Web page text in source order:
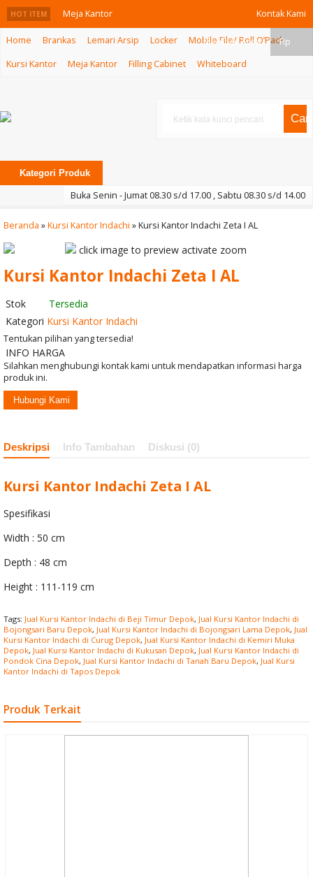
HOT ITEM Meja Kantor
Ichiko ICZ-907
Kursi Kantor
NET II
Mobile File
MFA-
Mobil File
DATAFILE S8M
Kontak Kami
Member Area Rp
Home Brankas Lemari Arsip Locker
Mobile File/ Roll O’Pack
Kursi Kantor
Meja Kantor Filling Cabinet Whiteboard
Cari
Kategori Produk
Buka Senin - Jumat 08.30 s/d 17.00 , Sabtu 08.30 s/d 14.00
Beranda »Kursi Kantor Indachi »Kursi Kantor Indachi Zeta I AL
click image to preview activate zoom
Kursi Kantor Indachi Zeta I AL
Stok
Tersedia
Kategori Kursi Kantor Indachi
Tentukan pilihan yang tersedia!
INFO HARGA
Silahkan menghubungi kontak kami untuk mendapatkan informasi harga
produk ini.
Hubungi Kami
Deskripsi Info Tambahan Diskusi (0)
Kursi Kantor Indachi Zeta I AL
Spesifikasi
Width : 50 cm
Depth : 48 cm
Height : 111-119 cm
Tags: Jual Kursi Kantor Indachi di Beji Timur Depok, Jual Kursi Kantor Indachi di
Bojongsari Baru Depok, Jual Kursi Kantor Indachi di Bojongsari Lama Depok, Jual
Kursi Kantor Indachi di Curug Depok, Jual Kursi Kantor Indachi di Kemiri Muka
Depok, Jual Kursi Kantor Indachi di Kukusan Depok, Jual Kursi Kantor Indachi di
Pondok Cina Depok, Jual Kursi Kantor Indachi di Tanah Baru Depok, Jual Kursi
Kantor Indachi di Tapos Depok
Produk Terkait